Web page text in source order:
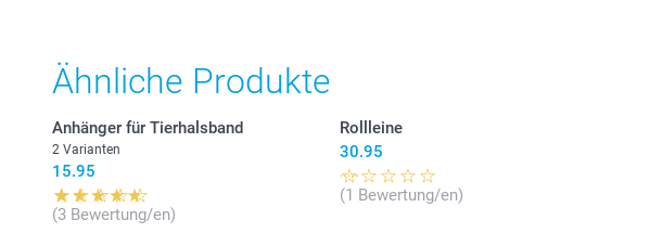
zzgl. Versandkosten.
Ähnliche Produkte
Anhänger für Tierhalsband
2 Varianten
15.95
(3 Bewertung/en)
Rollleine
30.95
(1 Bewertung/en)